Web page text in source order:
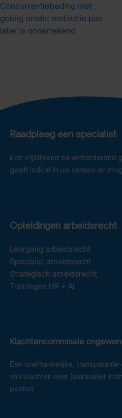
Concurrentiebeding niet
geldig omdat motivatie pas
later is ondertekend
Raadpleeg een specialist
Een vrijblijvend en verhelderend
geeft inzicht in uw kansen en
Opleidingen arbeidsrecht
Leergang arbeidsrecht
Specialist arbeidsrecht
Strategisch arbeidsrecht
Trainingen HR + AI
Klachtencommissie
Een onafhankelijke,
van klachten over (seksuele)
pesten